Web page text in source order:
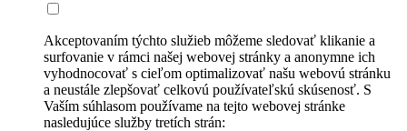
Akceptovaním týchto služieb môžeme sledovať klikanie a
surfovanie v rámci našej webovej stránky a anonymne ich
vyhodnocovať s cieľom optimalizovať našu webovú stránku
a neustále zlepšovať celkovú používateľskú skúsenosť. S
Vaším súhlasom používame na tejto webovej stránke
nasledujúce služby tretích strán: